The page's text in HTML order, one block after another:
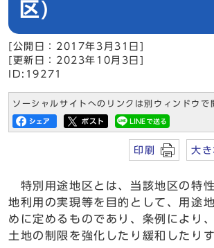
区)
[公開日：2017年3月31日]
[更新日：2023年10月3日]
ID:19271
ソーシャルサイトへのリンクは別ウィンドウで
印刷 大き
特別用途地区とは、当該地区の特
地利用の実現等を目的として、用途
めに定めるものであり、条例により
土地の制限を強化したり緩和したり